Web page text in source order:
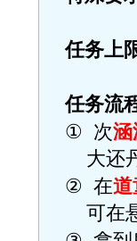
任务上
任务流
① 次涵
大还
② 在道
可在